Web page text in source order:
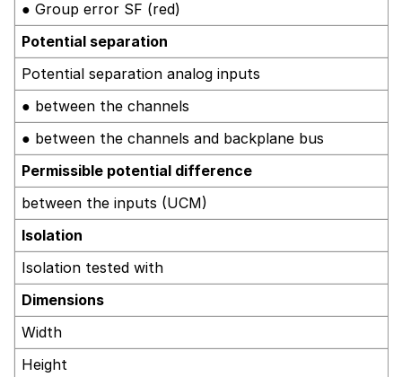
● Group error SF (red)
Potential separation
Potential separation analog inputs
● between the channels
● between the channels and backplane bus
Permissible potential difference
between the inputs (UCM)
Isolation
Isolation tested with
Dimensions
Width
Height